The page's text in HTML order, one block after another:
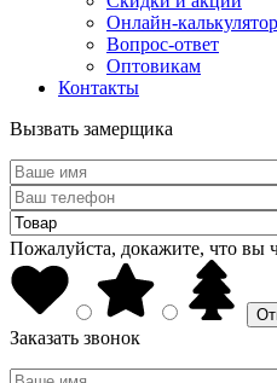
Онлайн-калькулятор
Вопрос-ответ
Оптовикам
Контакты
Вызвать замерщика
Пожалуйста, докажите, что вы
Заказать звонок